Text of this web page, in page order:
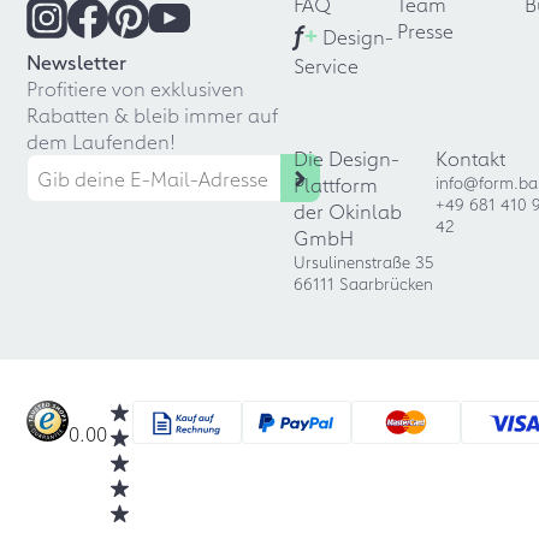
Newsletter
Profitiere von exklusiven
Rabatten & bleib immer auf
dem Laufenden!
f+ Design-
Service
Presse
Die Design-
Plattform
der Okinlab
GmbH
Ursulinenstraße 35
66111 Saarbrücken
Kontakt
+49 681 410
42
0.00